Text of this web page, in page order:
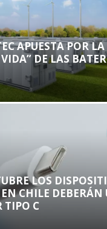
APUESTA POR LA
DE LAS
LOS
CHILE DEBERÁN
TIPO C